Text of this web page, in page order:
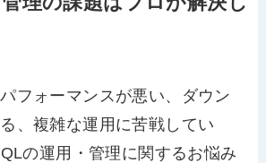
フォーマンスが悪い、ダウン
、複雑な運用に苦戦してい
の運用・管理に関するお悩み